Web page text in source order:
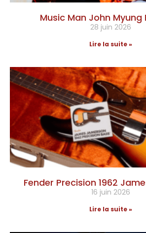
Music Man John Myung
28 juin 2026
Lire la suite »
Fender Precision 1962
16 juin 2026
Lire la suite »